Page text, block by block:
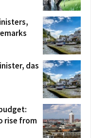
das
rise from